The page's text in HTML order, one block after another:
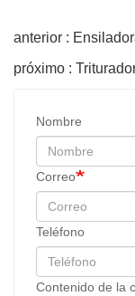
anterior :
próximo :
Nombre
Correo
Teléfono
Contenido de la